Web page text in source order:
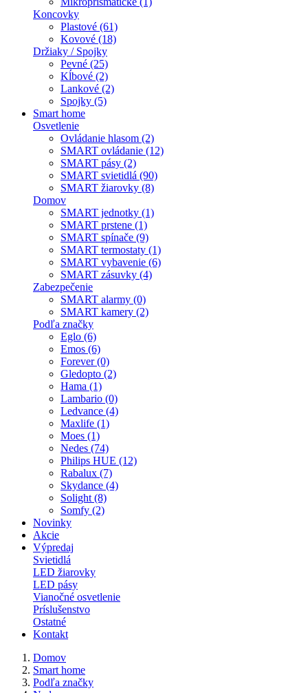
Koncovky
Plastové (61)
Kovové (18)
Držiaky / Spojky
Pevné (25)
Kĺbové (2)
Lankové (2)
Spojky (5)
Smart home
Osvetlenie
Ovládanie hlasom (2)
SMART ovládanie (12)
SMART pásy (2)
SMART svietidlá (90)
SMART žiarovky (8)
Domov
SMART jednotky (1)
SMART prstene (1)
SMART spínače (9)
SMART termostaty (1)
SMART vybavenie (6)
SMART zásuvky (4)
Zabezpečenie
SMART alarmy (0)
SMART kamery (2)
Podľa značky
Eglo (6)
Emos (6)
Forever (0)
Gledopto (2)
Hama (1)
Lambario (0)
Ledvance (4)
Maxlife (1)
Moes (1)
Nedes (74)
Philips HUE (12)
Rabalux (7)
Skydance (4)
Solight (8)
Somfy (2)
Novinky
Akcie
Výpredaj
Svietidlá
LED žiarovky
LED pásy
Vianočné osvetlenie
Príslušenstvo
Ostatné
Kontakt
Domov
Smart home
Podľa značky